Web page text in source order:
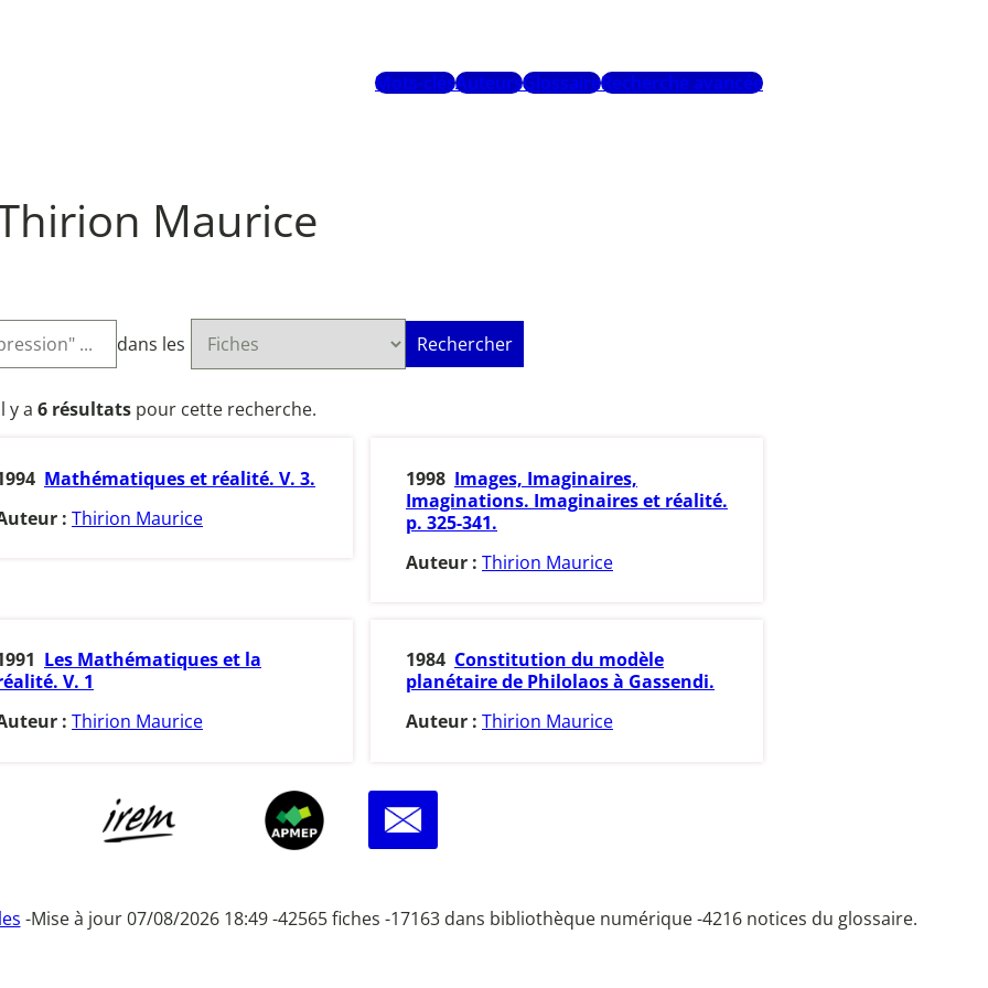
Mots-clésAuteursGlossaireRecherche avancée
Maurice
dans les Rechercher
y a 6 résultats pour cette recherche.
Mathématiques et réalité. V. 3.
: Thirion Maurice
1998 Images, Imaginaires,
Imaginations. Imaginaires et réalité.
p. 325-341.
Auteur : Thirion Maurice
Les Mathématiques et la
V. 1
: Thirion Maurice
1984 Constitution du modèle
planétaire de Philolaos à Gassendi.
Auteur : Thirion Maurice
-Mise à jour 07/08/2026 18:49 -42565 fiches -17163 dans bibliothèque numérique -4216 notices du glossaire.